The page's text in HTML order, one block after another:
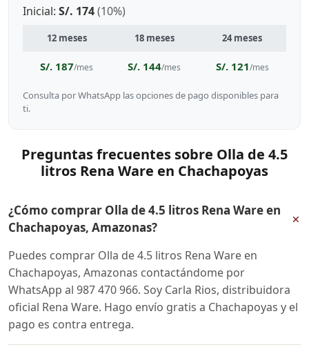
Inicial: S/. 174(10%)
12 meses 18 meses 24 meses
S/. 187/mes S/. 144/mes S/. 121/mes
Consulta por WhatsApp las opciones de pago disponibles para
ti.
Preguntas frecuentes sobre Olla de 4.5
litros Rena Ware en Chachapoyas
¿Cómo comprar Olla de 4.5 litros Rena Ware en
Chachapoyas, Amazonas?
+
Puedes comprar Olla de 4.5 litros Rena Ware en
Chachapoyas, Amazonas contactándome por
WhatsApp al 987 470 966. Soy Carla Rios, distribuidora
oficial Rena Ware. Hago envío gratis a Chachapoyas y el
pago es contra entrega.